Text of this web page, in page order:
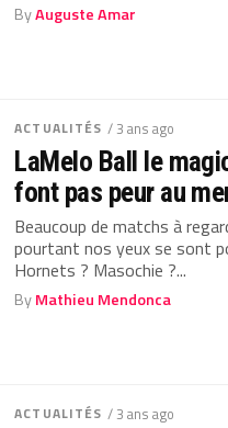
ByAuguste Amar
ACTUALITÉS / 3 ans ago
LaMelo Ball le
font pas peur au
Beaucoup de matchs à
pourtant nos yeux se sont
Hornets ? Masochie ?...
ByMathieu Mendonca
ACTUALITÉS / 3 ans ago